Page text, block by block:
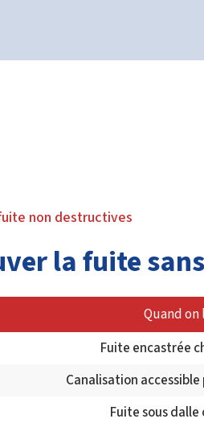
non destructives
la fuite
Quand
Fuite encastrée
Canalisation
Fuite sous dalle